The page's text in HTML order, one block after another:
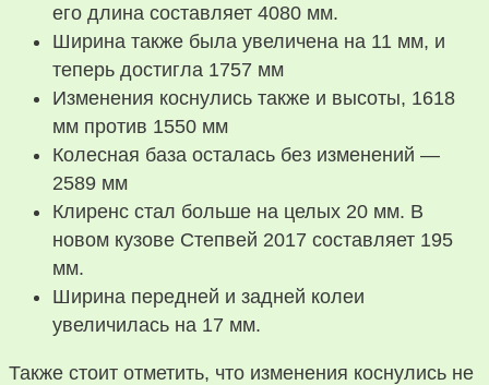
его длина составляет 4080 мм.
Ширина также была увеличена на 11 мм, и
теперь достигла 1757 мм
Изменения коснулись также и высоты, 1618
мм против 1550 мм
Колесная база осталась без изменений —
2589 мм
Клиренс стал больше на целых 20 мм. В
новом кузове Степвей 2017 составляет 195
мм.
Ширина передней и задней колеи
увеличилась на 17 мм.
Также стоит отметить, что изменения коснулись не